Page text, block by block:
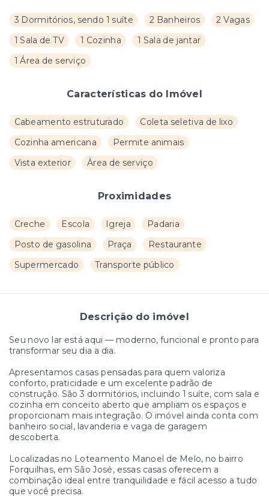
3 Dormitórios, sendo 1 suíte 2 Banheiros
2 Vagas
1 Sala de TV
1 Cozinha
1 Sala de jantar
1 Área de serviço
Características do Imóvel
Cabeamento estruturado
Coleta seletiva de lixo
Cozinha americana
Permite animais
Vista exterior
Área de serviço
Proximidades
Creche Escola Igreja
Padaria
Posto de gasolina
Praça
Restaurante
Supermercado
Transporte público
Descrição do imóvel
Seu novo lar está aqui — moderno, funcional e pronto para
transformar seu dia a dia.
Apresentamos casas pensadas para quem valoriza
conforto, praticidade e um excelente padrão de
construção. São 3 dormitórios, incluindo 1 suíte, com sala e
cozinha em conceito aberto que ampliam os espaços e
proporcionam mais integração. O imóvel ainda conta com
banheiro social, lavanderia e vaga de garagem
descoberta.
Localizadas no Loteamento Manoel de Melo, no bairro
Forquilhas, em São José, essas casas oferecem a
combinação ideal entre tranquilidade e fácil acesso a tudo
que você precisa.